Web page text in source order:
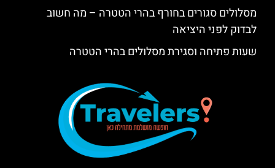
מסלולים סגורים בחורף בהרי הטטרה – מה חשוב
לבדוק לפני היציאה
שעות פתיחה וסגירת מסלולים בהרי הטטרה